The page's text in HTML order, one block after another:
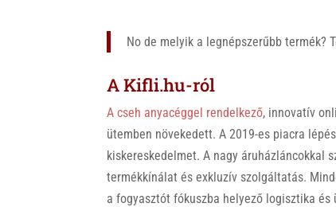
No de melyik a legnépszerűbb termék?
A Kifli.hu-ról
A cseh anyacéggel rendelkező, innovatív
ütemben növekedett. A 2019-es piacra
kiskereskedelmet. A nagy áruházláncokkal
termékkínálat és exkluzív szolgáltatás.
a fogyasztót fókuszba helyező logisztika